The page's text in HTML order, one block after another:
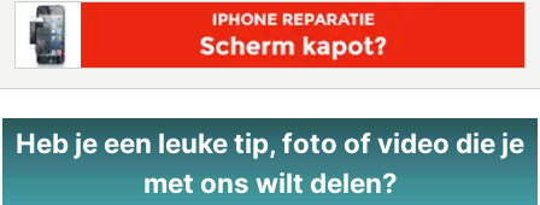
Heb je een leuke tip, foto of video die je
met ons wilt delen?